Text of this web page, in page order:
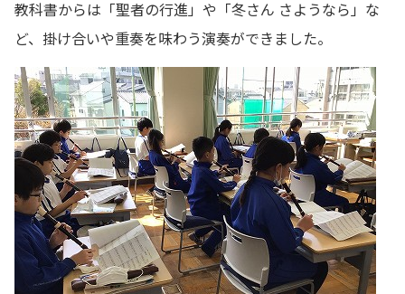
教科書からは「聖者の行進」や「冬さん さようなら」な
ど、掛け合いや重奏を味わう演奏ができました。